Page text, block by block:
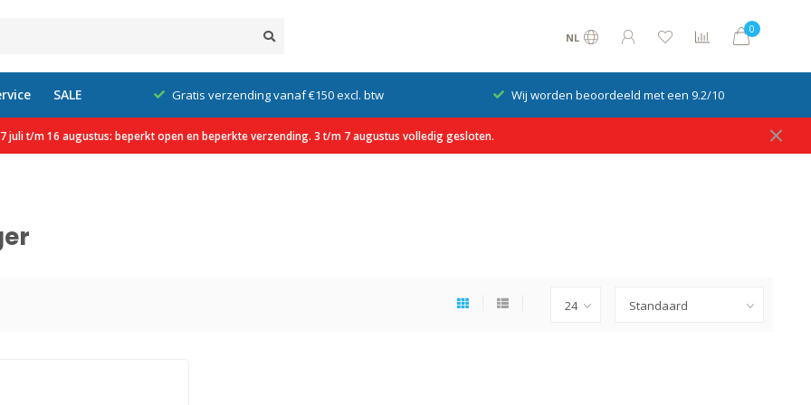
NL
0
SALE Gratis verzending vanaf €150 excl. btw Wij worden beoordeeld met een 9.2/10
juli t/m 16 augustus: beperkt open en beperkte verzending. 3 t/m 7 augustus volledig gesloten.